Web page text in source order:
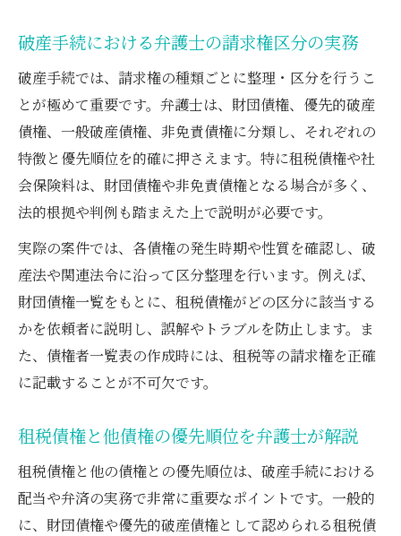
破産手続における弁護士の請求権区分の実務
破産手続では、請求権の種類ごとに整理・区分を行うこ
とが極めて重要です。弁護士は、財団債権、優先的破産
債権、一般破産債権、非免責債権に分類し、それぞれの
特徴と優先順位を的確に押さえます。特に租税債権や社
会保険料は、財団債権や非免責債権となる場合が多く、
法的根拠や判例も踏まえた上で説明が必要です。
実際の案件では、各債権の発生時期や性質を確認し、破
産法や関連法令に沿って区分整理を行います。例えば、
財団債権一覧をもとに、租税債権がどの区分に該当する
かを依頼者に説明し、誤解やトラブルを防止します。ま
た、債権者一覧表の作成時には、租税等の請求権を正確
に記載することが不可欠です。
租税債権と他債権の優先順位を弁護士が解説
租税債権と他の債権との優先順位は、破産手続における
配当や弁済の実務で非常に重要なポイントです。一般的
に、財団債権や優先的破産債権として認められる租税債